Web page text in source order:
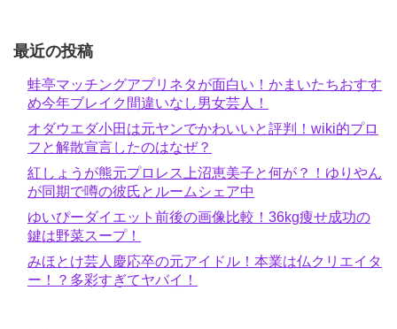
最近の投稿
蛙亭マッチングアプリネタが面白い！かまいたちおすす
め今年ブレイク間違いなし男女芸人！
オダウエダ小田は元ヤンでかわいいと評判！wiki的プロ
フと解散宣言したのはなぜ？
紅しょうが熊元プロレス上沼恵美子と何が？！ゆりやん
が同期で噂の彼氏とルームシェア中
ゆいぴーダイエット前後の画像比較！36kg痩せ成功の
鍵は野菜スープ！
みほとけ芸人慶応卒の元アイドル！本業は仏クリエイタ
ー！？多彩すぎてヤバイ！